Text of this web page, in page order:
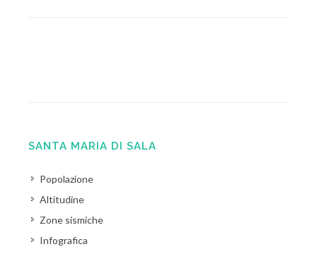
SANTA MARIA DI SALA
Popolazione
Altitudine
Zone sismiche
Infografica